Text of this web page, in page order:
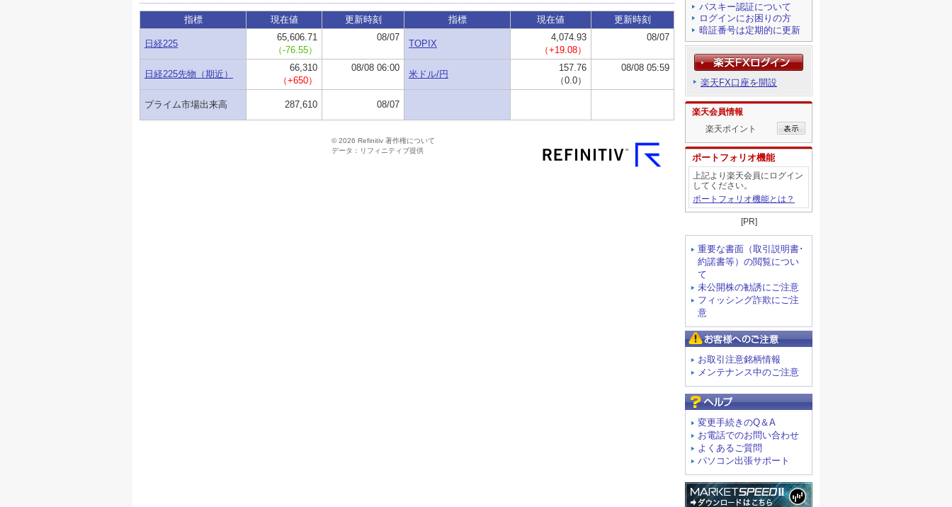
パスキー認証について
ログインにお困りの方
暗証番号は定期的に更新
楽天FX口座を開設
楽天会員情報
楽天ポイント
ポートフォリオ機能
上記より楽天会員にログイン
してください。
ポートフォリオ機能とは？
[PR]
重要な書面（取引説明書･
約諾書等）の閲覧につい
て
未公開株の勧誘にご注意
フィッシング詐欺にご注
意
お取引注意銘柄情報
メンテナンス中のご注意
変更手続きのQ＆A
お電話でのお問い合わせ
よくあるご質問
パソコン出張サポート